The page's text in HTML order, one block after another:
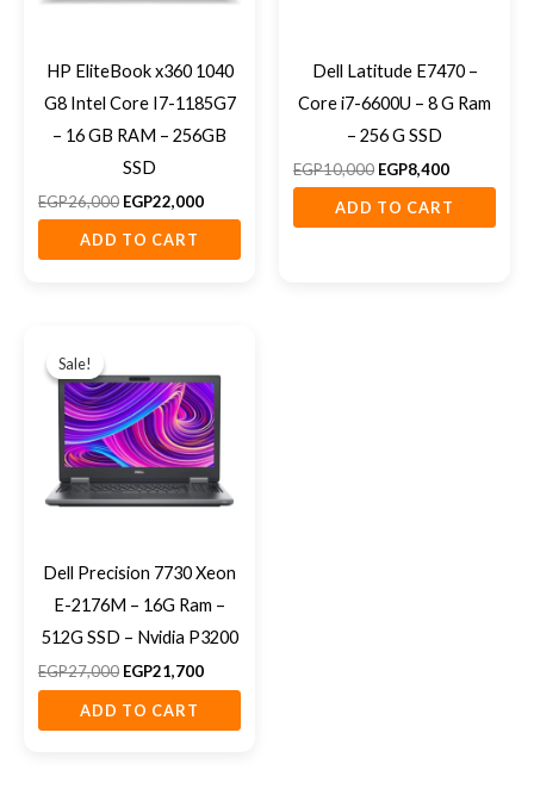
HP EliteBook x360 1040
G8 Intel Core I7-1185G7
– 16 GB RAM – 256GB
SSD
EGP26,000 EGP22,000
ADD TO CART
Dell Latitude E7470 –
Core i7-6600U – 8 G Ram
– 256 G SSD
EGP10,000 EGP8,400
ADD TO CART
Sale!
Sale!
Dell Precision 7730 Xeon
E-2176M – 16G Ram –
512G SSD – Nvidia P3200
EGP27,000
was:
EGP27,000.
EGP21,700
is:
EGP21,700.
ADD TO CART